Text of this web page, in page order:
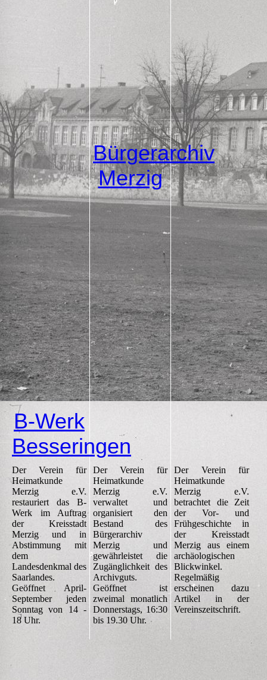
B-Werk
Besseringen
Bürgerarchiv
Merzig
Der Verein für
Heimatkunde
Merzig e.V.
restauriert das B-
Werk im Auftrag
der Kreisstadt
Merzig und in
Abstimmung mit
dem
Landesdenkmal des
Saarlandes.
Geöffnet April-
September jeden
Sonntag von 14 -
18 Uhr.
Der Verein für
Heimatkunde
Merzig e.V.
verwaltet und
organisiert den
Bestand des
Bürgerarchiv
Merzig und
gewährleistet die
Zugänglichkeit des
Archivguts.
Geöffnet ist
zweimal monatlich
Donnerstags, 16:30
bis 19.30 Uhr.
Der Verein für
Heimatkunde
Merzig e.V.
betrachtet die Zeit
der Vor- und
Frühgeschichte in
der Kreisstadt
Merzig aus einem
archäologischen
Blickwinkel.
Regelmäßig
erscheinen dazu
Artikel in der
Vereinszeitschrift.